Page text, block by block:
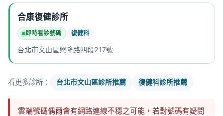
合康復健診所
即時看診號碼 復健科
台北市文山區興隆路四段217號
看更多診所： 台北市文山區診所推薦 復健科診所推薦
雲端號碼偶爾會有網路連線不穩之可能，若對號碼有疑問